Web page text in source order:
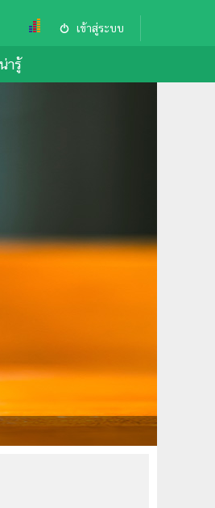
เข้าสู่ระบบ
ารู้